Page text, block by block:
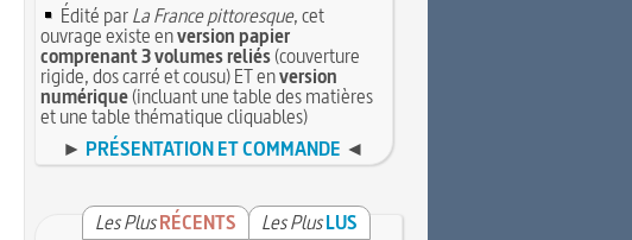
Édité parLa France pittoresque, cet
ouvrage existe enversion papier
comprenant 3 volumes reliés(couverture
rigide, dos carré et cousu) ET enversion
numérique(incluant une table des matières
et une table thématique cliquables)
► PRÉSENTATION ET COMMANDE ◄
Les Plus RÉCENTS Les Plus LUS